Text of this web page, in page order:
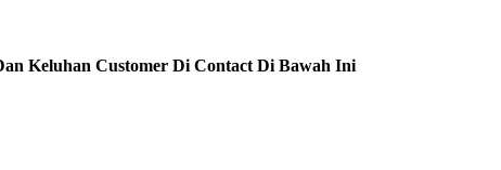
Keluhan Customer Di Contact Di Bawah Ini